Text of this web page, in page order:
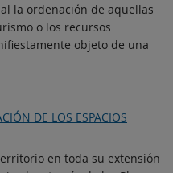
la ordenación de aquellas
o los recursos
objeto de una
DE LOS ESPACIOS
en toda su extensión